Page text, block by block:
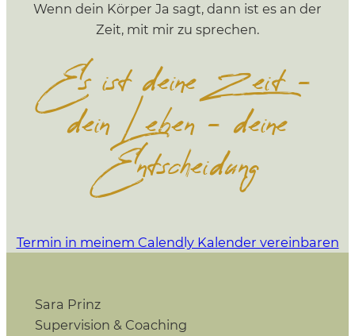
Wenn dein Körper Ja sagt, dann ist es an der
Zeit, mit mir zu sprechen.
Es ist deine Zeit –
dein Leben – deine
Entscheidung
Termin in meinem Calendly Kalender vereinbaren
Sara Prinz
Supervision & Coaching